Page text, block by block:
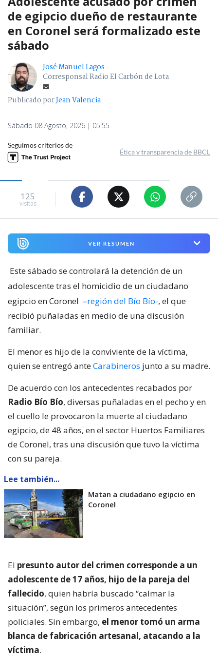
de egipcio dueño de restaurante
en Coronel será formalizado este
sábado
José Manuel Lagos
Corresponsal Radio El Carbón de Lota
Publicado porJean Valencia
Sábado 08 Agosto, 2026 | 05:55
Seguimos criterios de
Ética y transparencia de BBCL
125
visitas
VER RESUMEN
Este sábado se controlará la detención de un
adolescente tras el homicidio de un ciudadano
egipcio en Coronel –región del Bío Bío-, el que
recibió puñaladas en medio de una discusión
familiar.
El menor es hijo de la conviviente de la víctima,
quien se entregó anteCarabineros junto a su madre.
De acuerdo con los antecedentes recabados por
Radio Bío Bío, diversas puñaladas en el pecho y en
el cuello le provocaron la muerte al ciudadano
egipcio, de 48 años, en el sector Huertos Familiares
de Coronel, tras una discusión que tuvo la víctima
con su pareja.
Lee también...
Matan a ciudadano egipcio en
Coronel
El presunto autor del crimen corresponde a un
adolescente de 17 años, hijo de la pareja del
fallecido, quien habría buscado “calmar la
situación”, según los primeros antecedentes
policiales. Sin embargo, el menor tomó un arma
blanca de fabricación artesanal, atacando a la
víctima.